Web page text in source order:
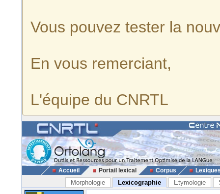
Vous pouvez tester la
En vous remerciant,
L'équipe du CNRTL
Accueil Portail lexical Corpus
Morphologie Lexicographie Etymologie